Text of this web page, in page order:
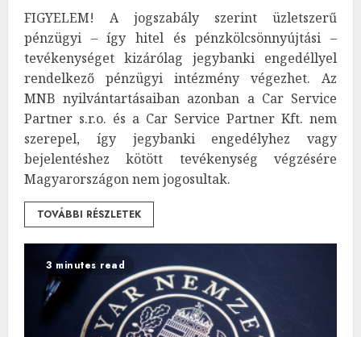
FIGYELEM! A jogszabály szerint üzletszerű
pénzügyi – így hitel és pénzkölcsönnyújtási –
tevékenységet kizárólag jegybanki engedéllyel
rendelkező pénzügyi intézmény végezhet. Az
MNB nyilvántartásaiban azonban a Car Service
Partner s.r.o. és a Car Service Partner Kft. nem
szerepel, így jegybanki engedélyhez vagy
bejelentéshez kötött tevékenység végzésére
Magyarországon nem jogosultak.
TOVÁBBI RÉSZLETEK
3 minutes read